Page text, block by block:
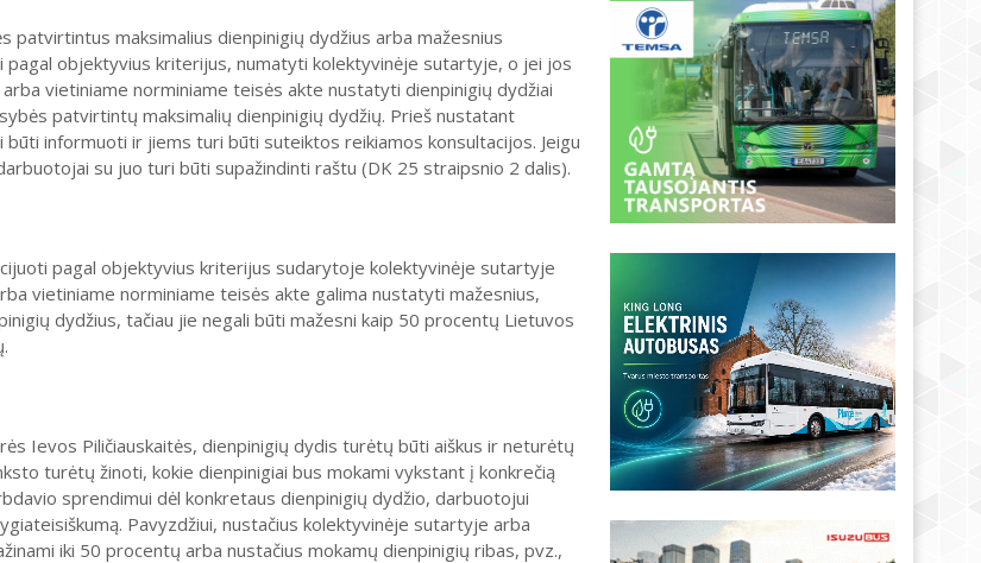
patvirtintus maksimalius dienpinigių dydžius arba mažesnius
objektyvius kriterijus, numatyti kolektyvinėje sutartyje, o jei jos
vietiniame norminiame teisės akte nustatyti dienpinigių dydžiai
patvirtintų maksimalių dienpinigių dydžių. Prieš nustatant
informuoti ir jiems turi būti suteiktos reikiamos konsultacijos. Jeigu
su juo turi būti supažindinti raštu (DK 25 straipsnio 2 dalis).
pagal objektyvius kriterijus sudarytoje kolektyvinėje sutartyje
vietiniame norminiame teisės akte galima nustatyti mažesnius,
dydžius, tačiau jie negali būti mažesni kaip 50 procentų Lietuvos
Ievos Piličiauskaitės, dienpinigių dydis turėtų būti aiškus ir neturėtų
turėtų žinoti, kokie dienpinigiai bus mokami vykstant į konkrečią
sprendimui dėl konkretaus dienpinigių dydžio, darbuotojui
Pavyzdžiui, nustačius kolektyvinėje sutartyje arba
iki 50 procentų arba nustačius mokamų dienpinigių ribas, pvz.,